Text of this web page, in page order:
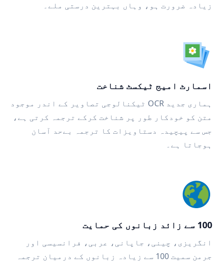
زیادہ ضرورت ہو، وہاں بہترین درستی ملے۔
اسمارٹ امیج ٹیکسٹ شناخت
ہماری جدید OCR ٹیکنالوجی تصاویر کے اندر موجود
متن کو خودکار طور پر شناخت کرکے ترجمہ کرتی ہے،
جس سے پیچیدہ دستاویزات کا ترجمہ بےحد آسان
ہوجاتا ہے۔
100 سے زائد زبانوں کی حمایت
انگریزی، چینی، جاپانی، عربی، فرانسیسی اور
جرمن سمیت 100 سے زیادہ زبانوں کے درمیان ترجمہ